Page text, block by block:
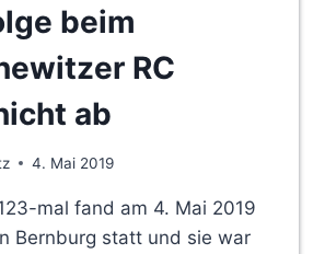
16.JUNI
ZSCHORNEWITZ
beim
RC
ab
4. Mai 2019
mal fand am 4. Mai 2019
Bernburg statt und sie war